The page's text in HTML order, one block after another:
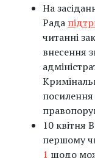
На
Рада
читанні
внесення
посилення
10 квітня
першому
1 щодо